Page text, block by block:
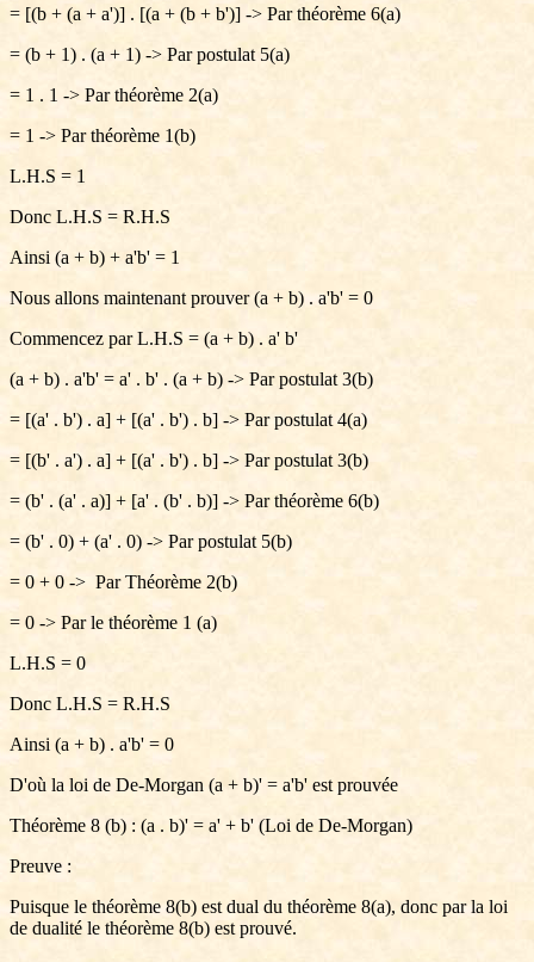
= [(b + (a + a')] . [(a + (b + b')] -> Par théorème 6(a)
= (b + 1) . (a + 1) -> Par postulat 5(a)
= 1 . 1 -> Par théorème 2(a)
= 1 -> Par théorème 1(b)
L.H.S = 1
Donc L.H.S = R.H.S
Ainsi (a + b) + a'b' = 1
Nous allons maintenant prouver (a + b) . a'b' = 0
Commencez par L.H.S = (a + b) . a' b'
(a + b) . a'b' = a' . b' . (a + b) -> Par postulat 3(b)
= [(a' . b') . a] + [(a' . b') . b] -> Par postulat 4(a)
= [(b' . a') . a] + [(a' . b') . b] -> Par postulat 3(b)
= (b' . (a' . a)] + [a' . (b' . b)] -> Par théorème 6(b)
= (b' . 0) + (a' . 0) -> Par postulat 5(b)
= 0 + 0 -> Par Théorème 2(b)
= 0 -> Par le théorème 1 (a)
L.H.S = 0
Donc L.H.S = R.H.S
Ainsi (a + b) . a'b' = 0
D'où la loi de De-Morgan (a + b)' = a'b' est prouvée
Théorème 8 (b) : (a . b)' = a' + b' (Loi de De-Morgan)
Preuve :
Puisque le théorème 8(b) est dual du théorème 8(a), donc par la loi
de dualité le théorème 8(b) est prouvé.